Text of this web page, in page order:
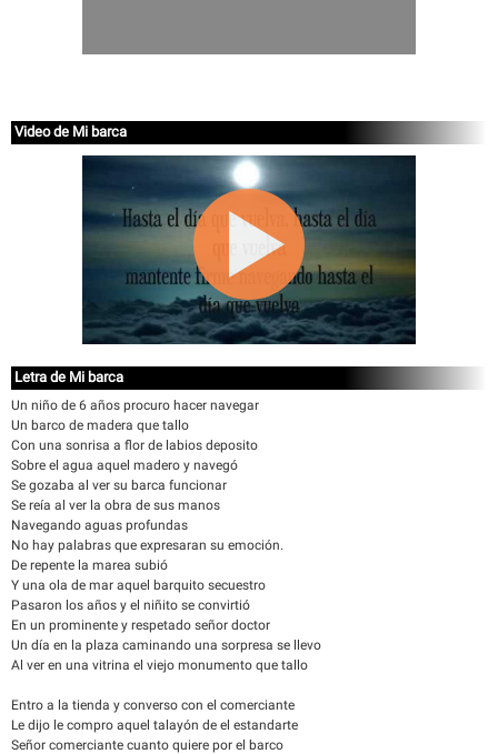
Video de Mi barca
Letra de Mi barca
Un niño de 6 años procuro hacer navegar
Un barco de madera que tallo
Con una sonrisa a flor de labios deposito
Sobre el agua aquel madero y navegó
Se gozaba al ver su barca funcionar
Se reía al ver la obra de sus manos
Navegando aguas profundas
No hay palabras que expresaran su emoción.
De repente la marea subió
Y una ola de mar aquel barquito secuestro
Pasaron los años y el niñito se convirtió
En un prominente y respetado señor doctor
Un día en la plaza caminando una sorpresa se llevo
Al ver en una vitrina el viejo monumento que tallo
Entro a la tienda y converso con el comerciante
Le dijo le compro aquel talayón de el estandarte
Señor comerciante cuanto quiere por el barco